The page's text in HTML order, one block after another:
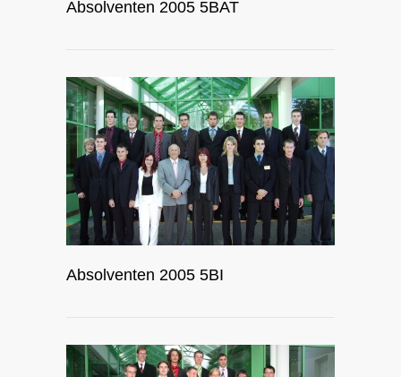
Absolventen 2005 5BAT
Absolventen 2005 5BI